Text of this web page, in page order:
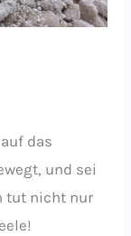
das
und sei
tut nicht nur